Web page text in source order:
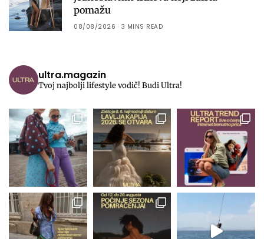
pomažu
08/08/2026 3 MINS READ
ultra.magazin
Tvoj najbolji lifestyle vodič! Budi Ultra!